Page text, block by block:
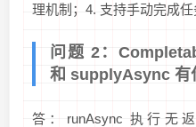
理机制；4. 支持手动完成任
问题 2：
和 supplyAsync 有
答：runAsync 执行无